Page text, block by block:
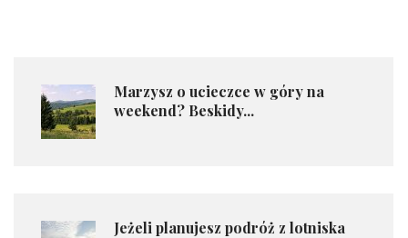
​Marzysz o ucieczce w góry na
weekend? Beskidy...
Jeżeli planujesz podróż z lotniska